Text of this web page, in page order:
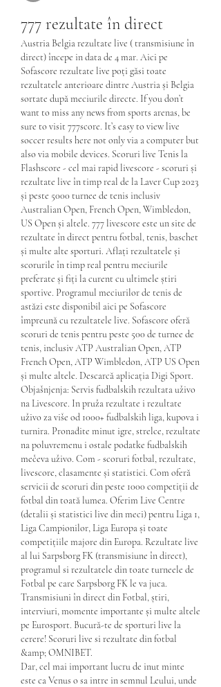
777 rezultate în direct
Austria Belgia rezultate live ( transmisiune în
direct) începe in data de 4 mar. Aici pe
Sofascore rezultate live poți găsi toate
rezultatele anterioare dintre Austria și Belgia
sortate după meciurile directe. If you don’t
want to miss any news from sports arenas, be
sure to visit 777score. It’s easy to view live
soccer results here not only via a computer but
also via mobile devices. Scoruri live Tenis la
Flashscore - cel mai rapid livescore - scoruri și
rezultate live în timp real de la Laver Cup 2023
și peste 5000 turnee de tenis inclusiv
Australian Open, French Open, Wimbledon,
US Open și altele. 777 livescore este un site de
rezultate în direct pentru fotbal, tenis, baschet
și multe alte sporturi. Aflați rezultatele și
scorurile în timp real pentru meciurile
preferate și fiți la curent cu ultimele știri
sportive. Programul meciurilor de tenis de
astăzi este disponibil aici pe Sofascore
împreună cu rezultatele live. Sofascore oferă
scoruri de tenis pentru peste 500 de turnee de
tenis, inclusiv ATP Australian Open, ATP
French Open, ATP Wimbledon, ATP US Open
și multe altele. Descarcă aplicația Digi Sport.
Objašnjenja: Servis fudbalskih rezultata uživo
na Livescore. In pruža rezultate i rezultate
uživo za više od 1000+ fudbalskih liga, kupova i
turnira. Pronađite minut igre, strelce, rezultate
na poluvremenu i ostale podatke fudbalskih
mečeva uživo. Com - scoruri fotbal, rezultate,
livescore, clasamente și statistici. Com oferă
servicii de scoruri din peste 1000 competiții de
fotbal din toată lumea. Oferim Live Centre
(detalii și statistici live din meci) pentru Liga 1,
Liga Campionilor, Liga Europa și toate
competițiile majore din Europa. Rezultate live
al lui Sarpsborg FK (transmisiune în direct),
programul si rezultatele din toate turneele de
Fotbal pe care Sarpsborg FK le va juca.
Transmisiuni în direct din Fotbal, știri,
interviuri, momente importante și multe altele
pe Eurosport. Bucură-te de sporturi live la
cerere! Scoruri live si rezultate din fotbal
&amp; OMNIBET.
Dar, cel mai important lucru de inut minte
este ca Venus o sa intre in semnul Leului, unde